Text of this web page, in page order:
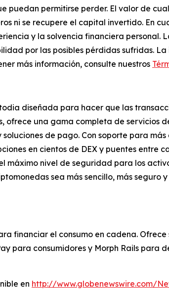
puedan permitirse perder. El valor de
ni se recupere el capital invertido. En
y la solvencia financiera personal.
por las posibles pérdidas sufridas.
más información, consulte nuestros
diseñada para hacer que las
ofrece una gama completa de servicios
de pago. Con soporte para
en cientos de DEX y puentes entre
nivel de seguridad para los
sea más sencillo, más
financiar el consumo en cadena.
para consumidores y Morph Rails para
en http://www.globenewswire.com/